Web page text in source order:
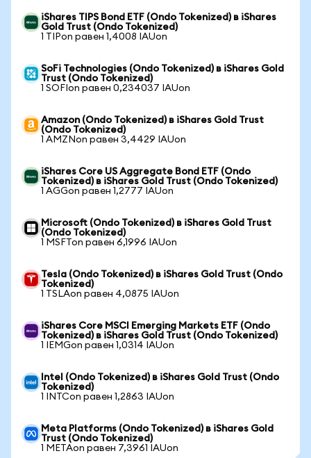
iShares TIPS Bond ETF (Ondo Tokenized) в iShares
Gold Trust (Ondo Tokenized)
1 TIPon равен 1,4008 IAUon
SoFi Technologies (Ondo Tokenized) в iShares Gold
Trust (Ondo Tokenized)
1 SOFIon равен 0,234037 IAUon
Amazon (Ondo Tokenized) в iShares Gold Trust
(Ondo Tokenized)
1 AMZNon равен 3,4429 IAUon
iShares Core US Aggregate Bond ETF (Ondo
Tokenized) в iShares Gold Trust (Ondo Tokenized)
1 AGGon равен 1,2777 IAUon
Microsoft (Ondo Tokenized) в iShares Gold Trust
(Ondo Tokenized)
1 MSFTon равен 6,1996 IAUon
Tesla (Ondo Tokenized) в iShares Gold Trust (Ondo
Tokenized)
1 TSLAon равен 4,0875 IAUon
iShares Core MSCI Emerging Markets ETF (Ondo
Tokenized) в iShares Gold Trust (Ondo Tokenized)
1 IEMGon равен 1,0314 IAUon
Intel (Ondo Tokenized) в iShares Gold Trust (Ondo
Tokenized)
1 INTCon равен 1,2863 IAUon
Meta Platforms (Ondo Tokenized) в iShares Gold
Trust (Ondo Tokenized)
1 METAon равен 7,3961 IAUon